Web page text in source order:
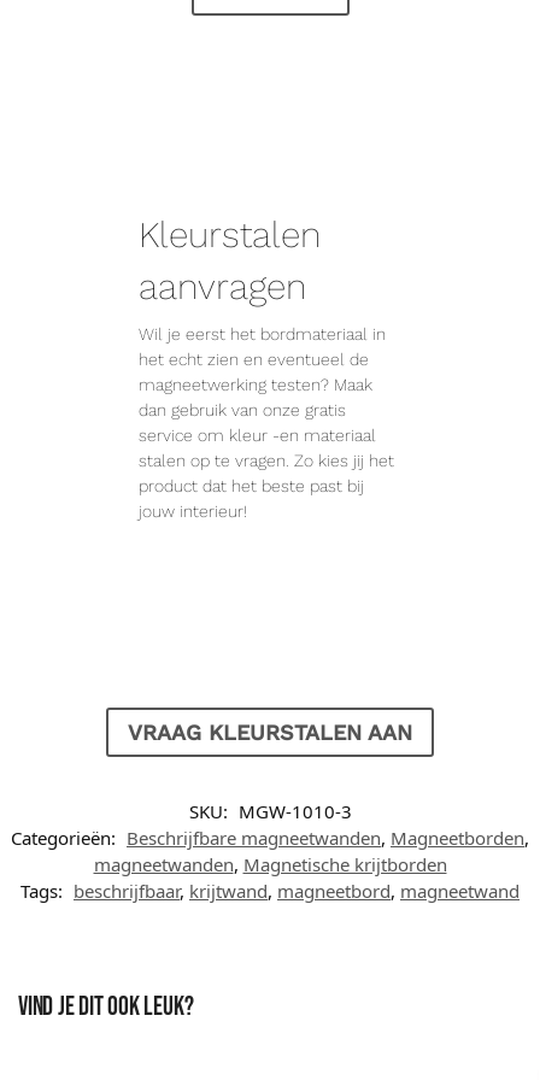
Kleurstalen
aanvragen
Wil je eerst het bordmateriaal in
het echt zien en eventueel de
magneetwerking testen? Maak
dan gebruik van onze gratis
service om kleur -en materiaal
stalen op te vragen. Zo kies jij het
product dat het beste past bij
jouw interieur!
VRAAG KLEURSTALEN AAN
SKU: MGW-1010-3
Categorieën: Beschrijfbare magneetwanden, Magneetborden,
magneetwanden, Magnetische krijtborden
Tags: beschrijfbaar, krijtwand, magneetbord, magneetwand
Vind je dit ook leuk?